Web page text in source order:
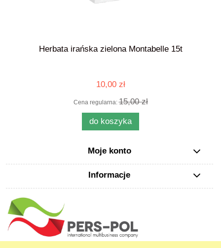
Herbata irańska zielona Montabelle 15t
10,00 zł
Cena regularna:15,00 zł
do koszyka
Moje konto
Informacje